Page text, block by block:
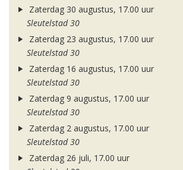
Zaterdag 30 augustus, 17.00 uur
Sleutelstad 30
Zaterdag 23 augustus, 17.00 uur
Sleutelstad 30
Zaterdag 16 augustus, 17.00 uur
Sleutelstad 30
Zaterdag 9 augustus, 17.00 uur
Sleutelstad 30
Zaterdag 2 augustus, 17.00 uur
Sleutelstad 30
Zaterdag 26 juli, 17.00 uur